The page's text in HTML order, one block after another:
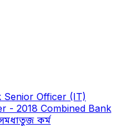
Senior Officer (IT)
- 2018 Combined Bank
কর্ম